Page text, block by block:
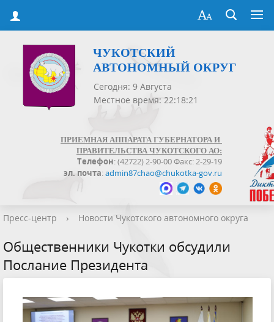
ЧУКОТСКИЙ
АВТОНОМНЫЙ ОКРУГ
Сегодня: 9 Августа
Местное время: 22:18:22
ПРИЕМНАЯ АППАРАТА ГУБЕРНАТОРА И
ПРАВИТЕЛЬСТВА ЧУКОТСКОГО АО:
Телефон: (42722) 2-90-00 Факс: 2-29-19
эл. почта:admin87chao@chukotka-gov.ru
Пресс-центр › Новости Чукотского автономного округа
Общественники Чукотки обсудили
Послание Президента